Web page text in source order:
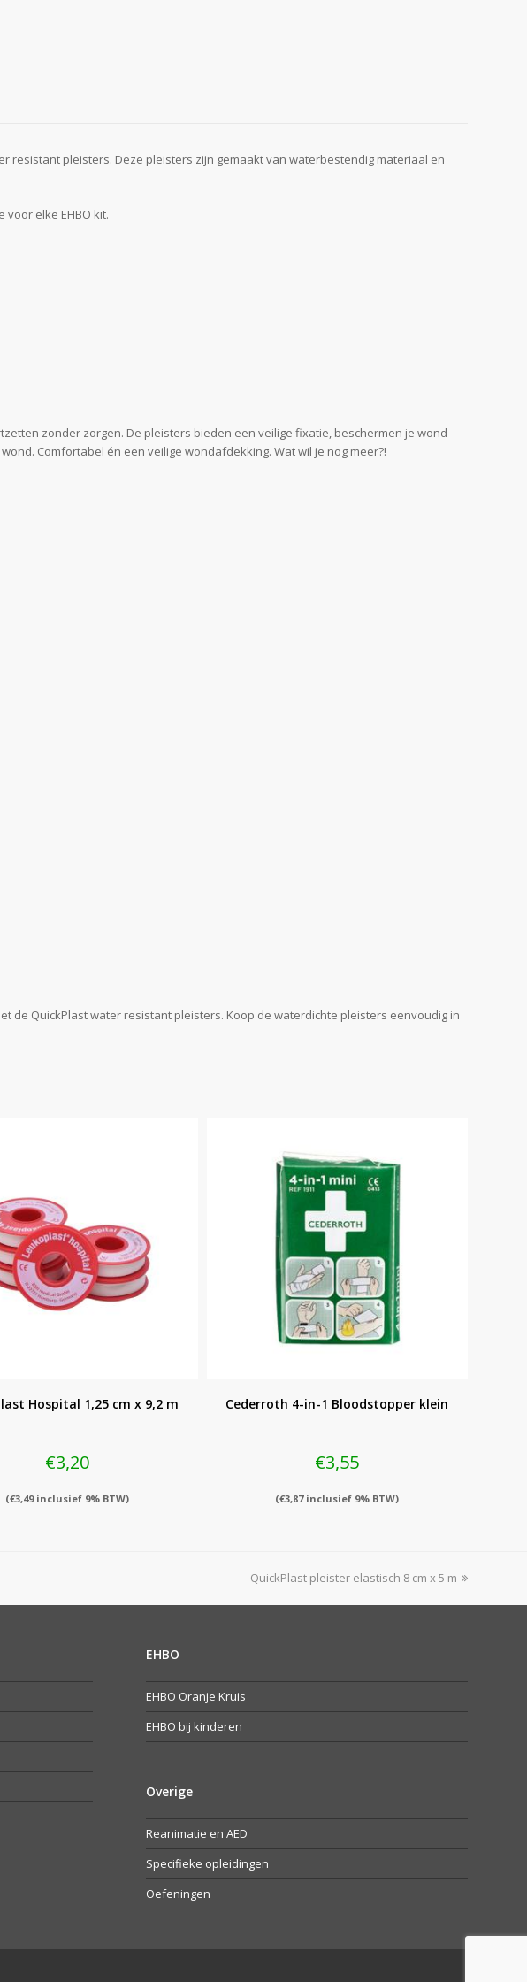
resistant pleisters. Deze pleisters zijn gemaakt van waterbestendig materiaal en
elke EHBO kit.
zonder zorgen. De pleisters bieden een veilige fixatie, beschermen je wond
Comfortabel én een veilige wondafdekking. Wat wil je nog meer?!
de QuickPlast water resistant pleisters. Koop de waterdichte pleisters eenvoudig in
Hospital 1,25 cm x 9,2 m
€3,20
(€3,49inclusief 9% BTW)
Cederroth 4-in-1 Bloodstopper klein
€3,55
(€3,87inclusief 9% BTW)
next
QuickPlast pleister elastisch 8 cm x 5 m
EHBO
EHBO Oranje Kruis
EHBO bij kinderen
Overige
Reanimatie en AED
Specifieke opleidingen
Oefeningen